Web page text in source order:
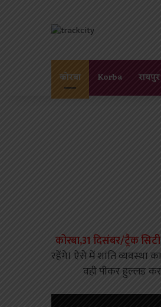
कोरबा Korba रायपुर
कोरबा,31 दिसंबर/ट्रैक
रहेंगे। ऐसे में शांति व्यवस्था
वही पीकर हुल्लड़